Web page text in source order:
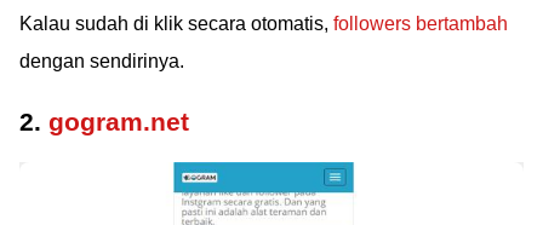
Kalau sudah di klik secara otomatis, followers bertambah
dengan sendirinya.
2. gogram.net